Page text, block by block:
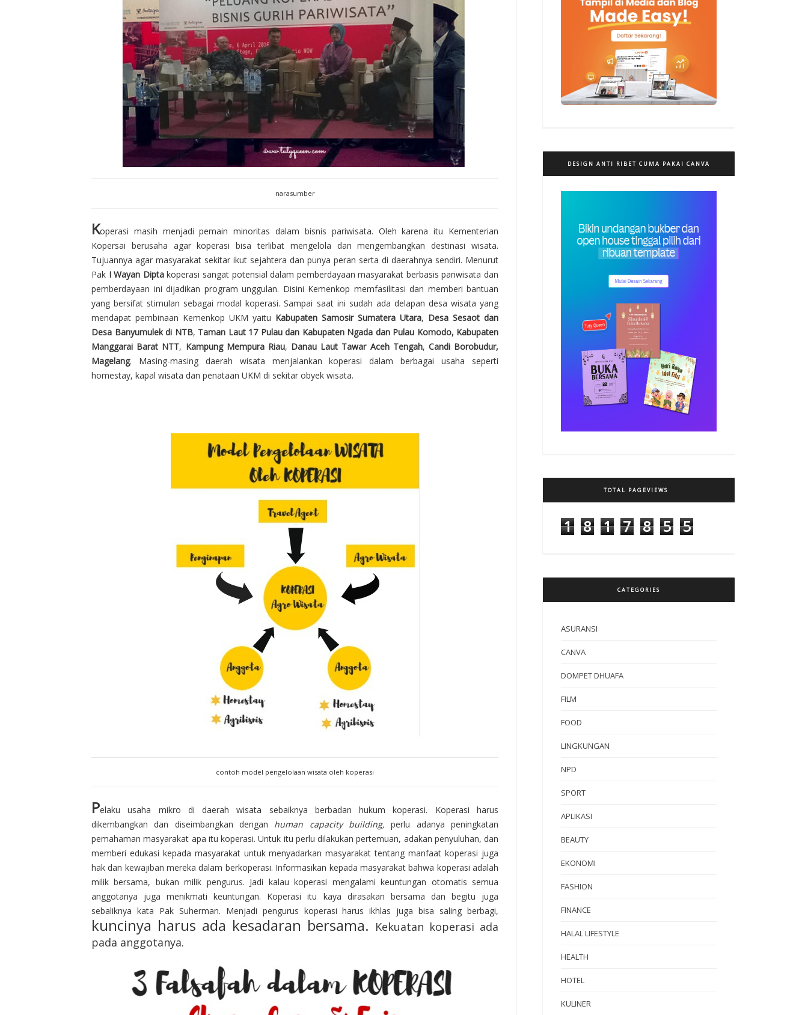
narasumber
Koperasi masih menjadi pemain minoritas dalam bisnis pariwisata. Oleh karena itu Kementerian
Kopersai berusaha agar koperasi bisa terlibat mengelola dan mengembangkan destinasi wisata.
Tujuannya agar masyarakat sekitar ikut sejahtera dan punya peran serta di daerahnya sendiri. Menurut
Pak I Wayan Diptakoperasi sangat potensial dalam pemberdayaan masyarakat berbasis pariwisata dan
pemberdayaan ini dijadikan program unggulan. Disini Kemenkop memfasilitasi dan memberi bantuan
yang bersifat stimulan sebagai modal koperasi. Sampai saat ini sudah ada delapan desa wisata yang
mendapat pembinaan Kemenkop UKM yaitu Kabupaten Samosir Sumatera Utara, Desa Sesaot dan
Desa Banyumulek di NTB, Taman Laut 17 Pulau dan Kabupaten Ngada dan Pulau Komodo, Kabupaten
Manggarai Barat NTT, Kampung Mempura Riau, Danau Laut Tawar Aceh Tengah, Candi Borobudur,
Magelang. Masing-masing daerah wisata menjalankan koperasi dalam berbagai usaha seperti
homestay, kapal wisata dan penataan UKM di sekitar obyek wisata.
contoh model pengelolaan wisata oleh koperasi
Pelaku usaha mikro di daerah wisata sebaiknya berbadan hukum koperasi. Koperasi harus
dikembangkan dan diseimbangkan dengan human capacity building,perlu adanya peningkatan
pemahaman masyarakat apa itu koperasi. Untuk itu perlu dilakukan pertemuan, adakan penyuluhan, dan
memberi edukasi kepada masyarakat untuk menyadarkan masyarakat tentang manfaat koperasi juga
hak dan kewajiban mereka dalam berkoperasi. Informasikan kepada masyarakat bahwa koperasi adalah
milik bersama, bukan milik pengurus. Jadi kalau koperasi mengalami keuntungan otomatis semua
anggotanya juga menikmati keuntungan. Koperasi itu kaya dirasakan bersama dan begitu juga
sebaliknya kata Pak Suherman. Menjadi pengurus koperasi harus ikhlas juga bisa saling berbagi,
kuncinya harus ada kesadaran bersama. Kekuatan koperasi ada
pada anggotanya.
DESIGN ANTI RIBET CUMA PAKAI CANVA
TOTAL PAGEVIEWS
1 8 1 7 8 5 5
CATEGORIES
ASURANSI
CANVA
DOMPET DHUAFA
FILM
FOOD
LINGKUNGAN
NPD
SPORT
APLIKASI
BEAUTY
EKONOMI
FASHION
FINANCE
HALAL LIFESTYLE
HEALTH
HOTEL
KULINER